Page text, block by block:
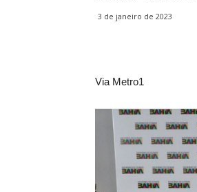
3 de janeiro de 2023
Via Metro1